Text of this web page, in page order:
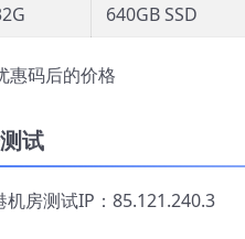
640GB SSD
惠码后的价格
试
房测试IP：85.121.240.3